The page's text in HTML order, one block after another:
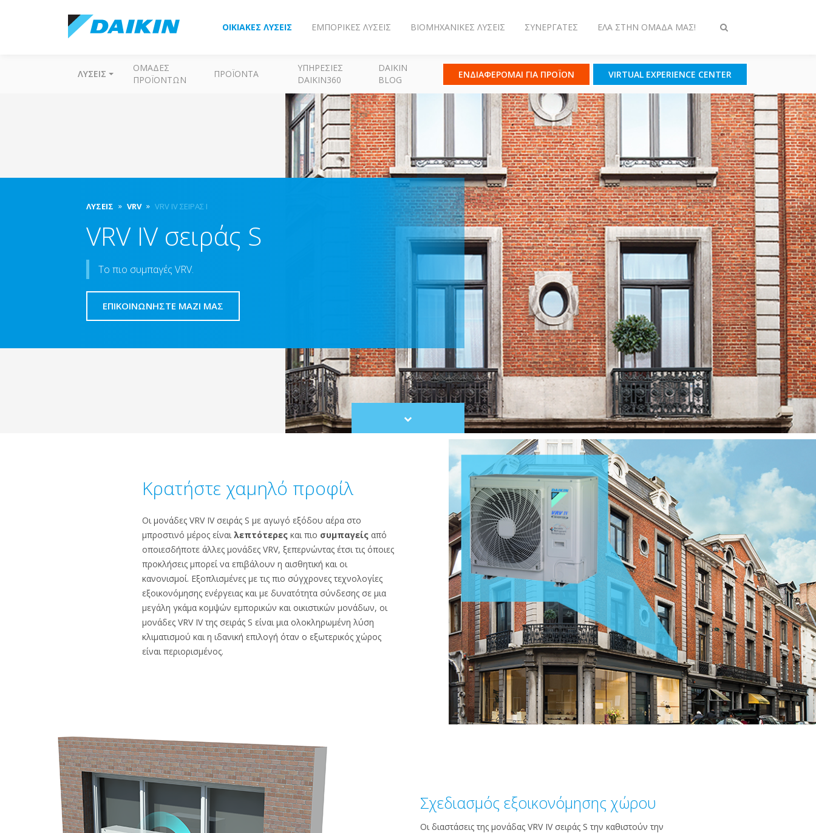
Εναλλαγή
ΟΙΚΙΑΚΈΣ ΛΎΣΕΙΣ ΕΜΠΟΡΙΚΈΣ ΛΎΣΕΙΣ ΒΙΟΜΗΧΑΝΙΚΈΣ ΛΎΣΕΙΣ ΣΥΝΕΡΓΆΤΕΣ ΈΛΑ ΣΤΗΝ ΟΜΆΔΑ ΜΑΣ!
ΛΎΣΕΙΣ
ΟΜΆΔΕΣ
ΠΡΟΪΌΝΤΩΝ
ΠΡΟΪΌΝΤΑ
ΥΠΗΡΕΣΊΕΣ
DAIKIN360
DAIKIN
BLOG
ΕΝΔΙΑΦΕΡΟΜΑΙ ΓΙΑ ΠΡΟΪΟΝ VIRTUAL EXPERIENCE CENTER
ΛΎΣΕΙΣ VRV VRV IV ΣΕΙΡΆΣ I
VRV IV σειράς S
Το πιο συμπαγές VRV.
ΕΠΙΚΟΙΝΩΝΗΣΤΕ ΜΑΖΙ ΜΑΣ
Scroll
to
Κρατήστε χαμηλό προφίλ
Οι μονάδες VRV IV σειράς S με αγωγό εξόδου αέρα στο
μπροστινό μέρος είναιλεπτότερεςκαι πιο συμπαγείςαπό
οποιεσδήποτε άλλες μονάδες VRV, ξεπερνώντας έτσι τις όποιες
προκλήσεις μπορεί να επιβάλουν η αισθητική και οι
κανονισμοί. Εξοπλισμένες με τις πιο σύγχρονες τεχνολογίες
εξοικονόμησης ενέργειας και με δυνατότητα σύνδεσης σε μια
μεγάλη γκάμα κομψών εμπορικών και οικιστικών μονάδων, οι
μονάδες VRV IV της σειράς S είναι μια ολοκληρωμένη λύση
κλιματισμού και η ιδανική επιλογή όταν ο εξωτερικός χώρος
είναι περιορισμένος.
Σχεδιασμός εξοικονόμησης χώρου
Οι διαστάσεις της μονάδας VRV IV σειράς S την καθιστούν την